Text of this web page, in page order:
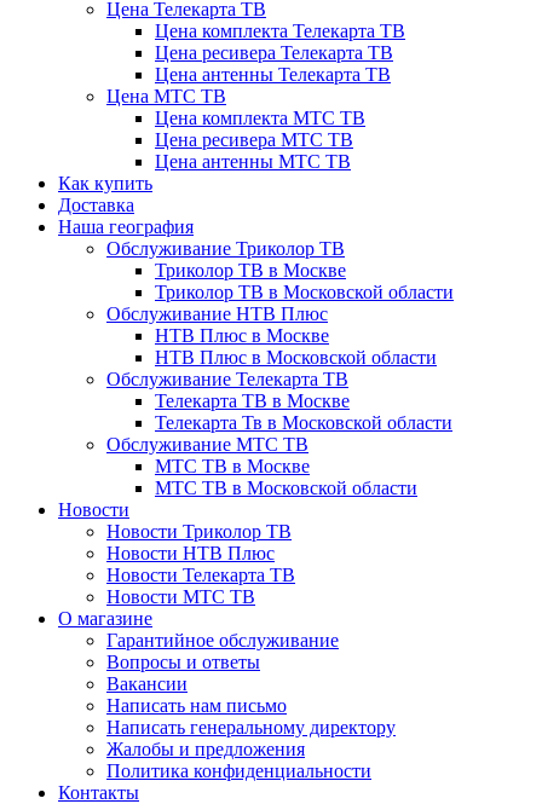
Цена Телекарта ТВ
Цена комплекта Телекарта ТВ
Цена ресивера Телекарта ТВ
Цена антенны Телекарта ТВ
Цена МТС ТВ
Цена комплекта МТС ТВ
Цена ресивера МТС ТВ
Цена антенны МТС ТВ
Как купить
Доставка
Наша география
Обслуживание Триколор ТВ
Триколор ТВ в Москве
Триколор ТВ в Московской области
Обслуживание НТВ Плюс
НТВ Плюс в Москве
НТВ Плюс в Московской области
Обслуживание Телекарта ТВ
Телекарта ТВ в Москве
Телекарта Тв в Московской области
Обслуживание МТС ТВ
МТС ТВ в Москве
МТС ТВ в Московской области
Новости
Новости Триколор ТВ
Новости НТВ Плюс
Новости Телекарта ТВ
Новости МТС ТВ
О магазине
Гарантийное обслуживание
Вопросы и ответы
Вакансии
Написать нам письмо
Написать генеральному директору
Жалобы и предложения
Политика конфиденциальности
Контакты